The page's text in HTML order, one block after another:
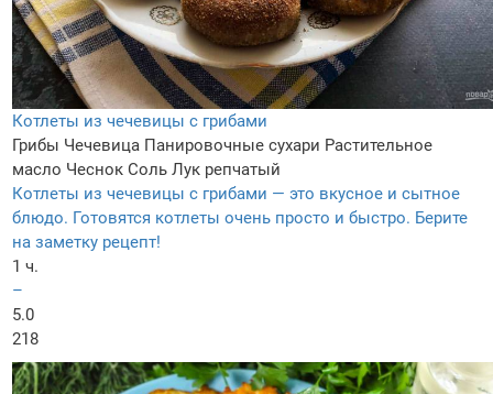
Котлеты из чечевицы с грибами
Грибы Чечевица Панировочные сухари Растительное
масло Чеснок Соль Лук репчатый
Котлеты из чечевицы с грибами — это вкусное и сытное
блюдо. Готовятся котлеты очень просто и быстро. Берите
на заметку рецепт!
1 ч.
–
5.0
218